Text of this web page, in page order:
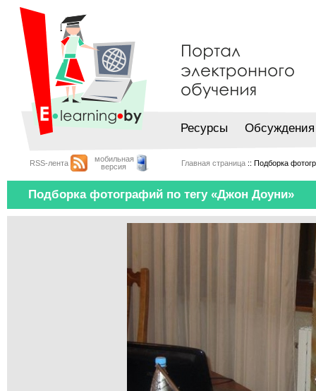
Ресурсы Обсуждения
RSS-лента
мобильная
версия
Главная страница :: Подборка
Подборка фотографий по тегу «Джон Доуни»